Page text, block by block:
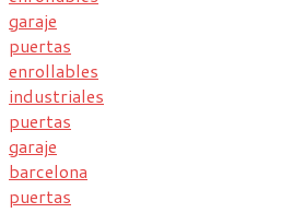
garaje
puertas
enrollables
industriales
puertas
garaje
barcelona
puertas